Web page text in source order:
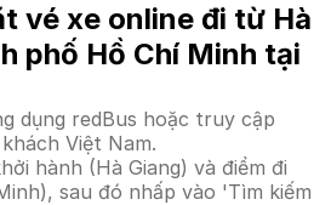
vé xe online đi từ Hà
phố Hồ Chí Minh tại
dụng redBus hoặc truy cập
Việt Nam.
hành (Hà Giang) và điểm đi
sau đó nhấp vào 'Tìm kiếm